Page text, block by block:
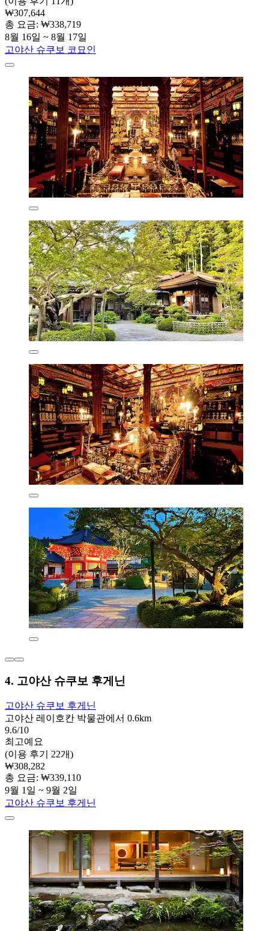
₩307,644
총 요금: ₩338,719
8월 16일 ~ 8월 17일
고야산 슈쿠보 코묘인
4. 고야산 슈쿠보 후게닌
고야산 슈쿠보 후게닌
고야산 레이호칸 박물관에서 0.6km
9.6/10
최고예요
(이용 후기 22개)
₩308,282
총 요금: ₩339,110
9월 1일 ~ 9월 2일
고야산 슈쿠보 후게닌